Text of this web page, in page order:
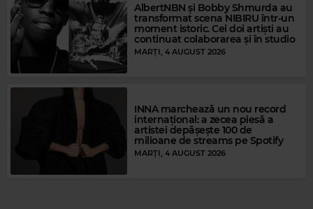
Magic FM
MAGIC FM ALWAYS THE BEST MUSIC
AlbertNBN și Bobby Shmurda au
transformat scena NIBIRU într-un
moment istoric. Cei doi artiști au
continuat colaborarea și în studio
MARȚI, 4 AUGUST 2026
INNA marchează un nou record
internațional: a zecea piesă a
artistei depășește 100 de
milioane de streams pe Spotify
MARȚI, 4 AUGUST 2026